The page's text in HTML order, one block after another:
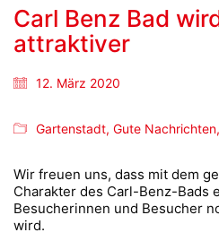
Carl Benz Bad
attraktiver
12. März 2020
Gartenstadt, Gute Nachrichten,
Wir freuen uns, dass mit dem
Charakter des Carl-Benz-Bads
Besucherinnen und Besucher
wird.